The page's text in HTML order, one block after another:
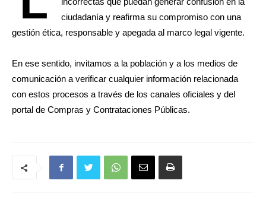
ciudadanía y reafirma su compromiso con una
gestión ética, responsable y apegada al marco legal vigente.
En ese sentido, invitamos a la población y a los medios de
comunicación a verificar cualquier información relacionada
con estos procesos a través de los canales oficiales y del
portal de Compras y Contrataciones Públicas.